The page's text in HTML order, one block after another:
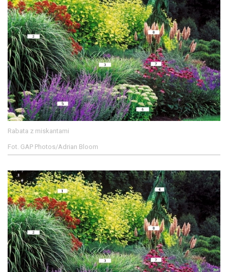
Rabata z miskantami
Fot. GAP Photos/Adrian Bloom